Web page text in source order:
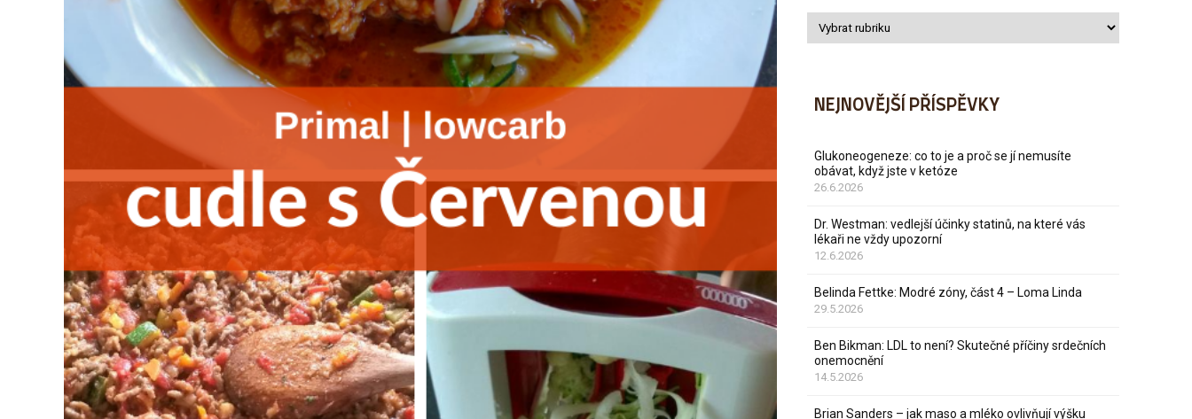
NEJNOVĚJŠÍ PŘÍSPĚVKY
Glukoneogeneze: co to je a proč se jí nemusíte
obávat, když jste v ketóze
26.6.2026
Dr. Westman: vedlejší účinky statinů, na které vás
lékaři ne vždy upozorní
12.6.2026
Belinda Fettke: Modré zóny, část 4 – Loma Linda
29.5.2026
Ben Bikman: LDL to není? Skutečné příčiny srdečních
onemocnění
14.5.2026
Brian Sanders – jak maso a mléko ovlivňují výšku